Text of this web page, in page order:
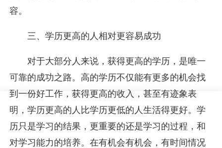
容。
三、学历更高的人相对更容易成功
对于大部分人来说，获得更高的学历，是唯一
可靠的成功之路。高的学历不仅能有更多的机会找
到一份好工作，获得更高的收入，甚至有迹象表
明，学历更高的人比学历更低的人生活得更好。学
历只是学习的结果，更重要的还是学习的过程，和
对学习能力的培养。在有机会有机会，有时间情况